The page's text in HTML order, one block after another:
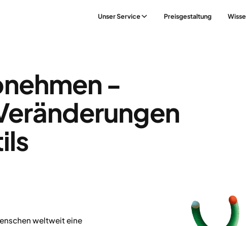
Unser Service Preisgestaltung
-
weltweit eine